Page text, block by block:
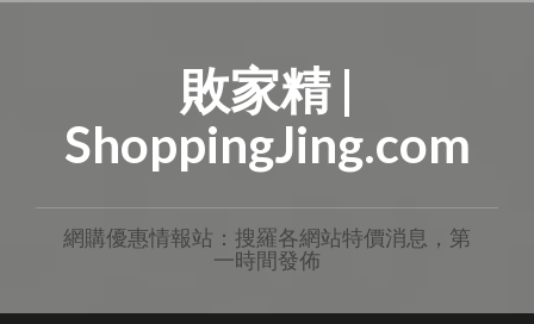
敗家精 |
ShoppingJing.com
網購優惠情報站：搜羅各網站特價消息，第
一時間發佈